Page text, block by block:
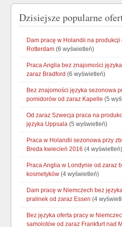
Dzisiejsze popularne
Dam pracę w Holandii na
Rotterdam (6 wyświetleń)
Praca Anglia bez znajomości
zaraz Bradford (6 wyświetleń)
Bez znajomości języka sezonowa
pomidorów od zaraz Kapelle (5
Od zaraz Szwecja praca na
języka Uppsala (5 wyświetleń)
Praca w Holandii sezonowa przy
Breda kwiecień 2016 (4 wyświetleń)
Praca Anglia w Londynie od zaraz
kosmetyków (4 wyświetleń)
Dam pracę w Niemczech bez
pralinek od zaraz Essen (4
Bez języka oferta pracy w
samolotów od zaraz Frankfurt nad